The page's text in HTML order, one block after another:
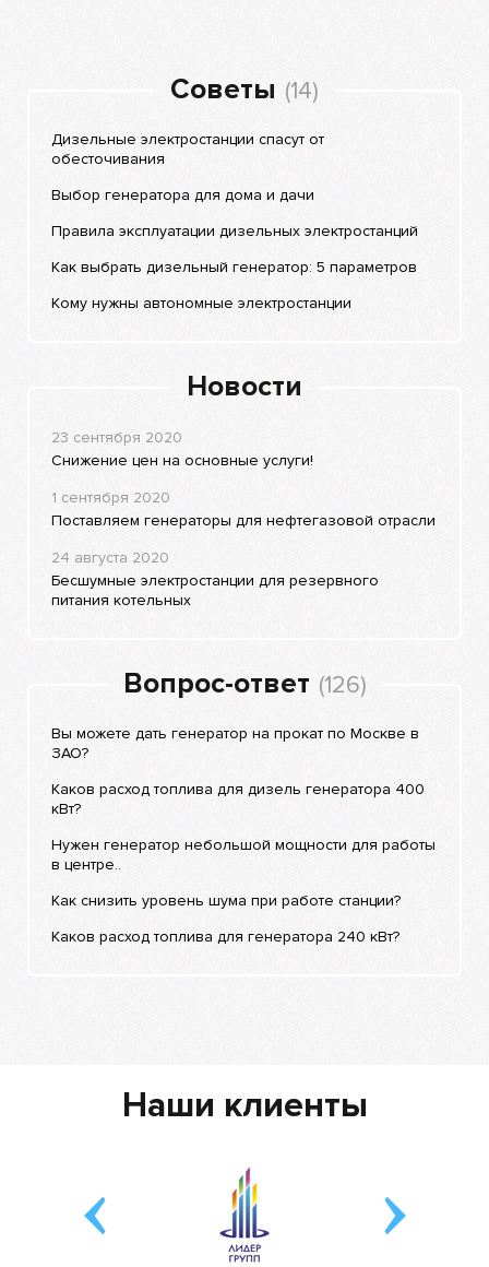
Советы (14)
Дизельные электростанции спасут от
обесточивания
Выбор генератора для дома и дачи
Правила эксплуатации дизельных электростанций
Как выбрать дизельный генератор: 5 параметров
Кому нужны автономные электростанции
Новости
23 сентября 2020
Снижение цен на основные услуги!
1 сентября 2020
Поставляем генераторы для нефтегазовой отрасли
24 августа 2020
Бесшумные электростанции для резервного
питания котельных
Вопрос-ответ (126)
Вы можете дать генератор на прокат по Москве в
ЗАО?
Каков расход топлива для дизель генератора 400
кВт?
Нужен генератор небольшой мощности для работы
в центре..
Как снизить уровень шума при работе станции?
Каков расход топлива для генератора 240 кВт?
Наши клиенты